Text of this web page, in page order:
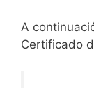
A
Certificado